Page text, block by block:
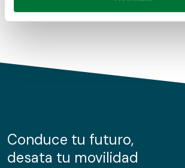
Obtenga más información sobre cómo
de cookies.
información sobre el uso que haga del
nuestros partners de redes sociales,
Conduce tu futuro,
desata tu movilidad